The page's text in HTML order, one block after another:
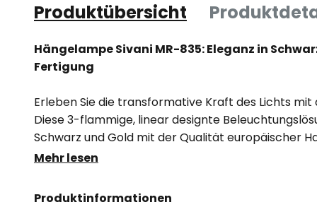
Produktübersicht
Hängelampe Sivani MR-835: Eleganz in
Fertigung
Erleben Sie die transformative Kraft des Lichts mit
Diese 3-flammige, linear designte
Schwarz und Gold mit der Qualität europäischer
Dimmer nicht im Lieferumfang enthalten ist, lässt
gestalten. Tauchen Sie Ihre Räumlichkeiten in ein
Mehr lesen
Produktinformationen